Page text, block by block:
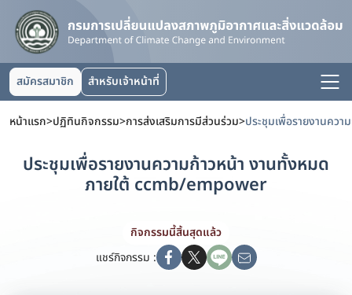
สมัครสมาชิก สำหรับเจ้าหน้าที่
หน้าแรก>ปฏิทินกิจกรรม>การส่งเสริมการมีส่วนร่วม>
ประชุมเพื่อรายงานความก้าวหน้า งานทั้งหมด
ภายใต้ ccmb/empower
กิจกรรมนี้สิ้นสุดแล้ว
แชร์กิจกรรม :